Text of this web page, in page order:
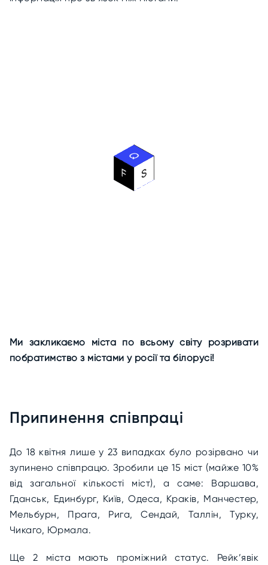
Ми закликаємо міста по всьому світу розривати
побратимство з містами у росії та білорусі!
Припинення співпраці
До 18 квітня лише у 23 випадках було розірвано чи
зупинено співпрацю. Зробили це 15 міст (майже 10%
від загальної кількості міст), а саме: Варшава,
Гданськ, Единбург, Київ, Одеса, Краків, Манчестер,
Мельбурн, Прага, Рига, Сендай, Таллін, Турку,
Чикаго, Юрмала.
Ще 2 міста мають проміжний статус. Рейк’явік